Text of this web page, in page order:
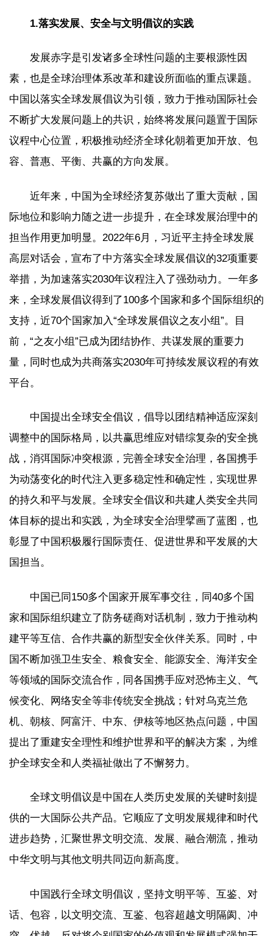
1.落实发展、安全与文明倡议的实践
发展赤字是引发诸多全球性问题的主要根源性因
素，也是全球治理体系改革和建设所面临的重点课题。
中国以落实全球发展倡议为引领，致力于推动国际社会
不断扩大发展问题上的共识，始终将发展问题置于国际
议程中心位置，积极推动经济全球化朝着更加开放、包
容、普惠、平衡、共赢的方向发展。
近年来，中国为全球经济复苏做出了重大贡献，国
际地位和影响力随之进一步提升，在全球发展治理中的
担当作用更加明显。2022年6月，习近平主持全球发展
高层对话会，宣布了中方落实全球发展倡议的32项重要
举措，为加速落实2030年议程注入了强劲动力。一年多
来，全球发展倡议得到了100多个国家和多个国际组织的
支持，近70个国家加入“全球发展倡议之友小组”。目
前，“之友小组”已成为团结协作、共谋发展的重要力
量，同时也成为共商落实2030年可持续发展议程的有效
平台。
中国提出全球安全倡议，倡导以团结精神适应深刻
调整中的国际格局，以共赢思维应对错综复杂的安全挑
战，消弭国际冲突根源，完善全球安全治理，各国携手
为动荡变化的时代注入更多稳定性和确定性，实现世界
的持久和平与发展。全球安全倡议和共建人类安全共同
体目标的提出和实践，为全球安全治理擘画了蓝图，也
彰显了中国积极履行国际责任、促进世界和平发展的大
国担当。
中国已同150多个国家开展军事交往，同40多个国
家和国际组织建立了防务磋商对话机制，致力于推动构
建平等互信、合作共赢的新型安全伙伴关系。同时，中
国不断加强卫生安全、粮食安全、能源安全、海洋安全
等领域的国际交流合作，同各国携手应对恐怖主义、气
候变化、网络安全等非传统安全挑战；针对乌克兰危
机、朝核、阿富汗、中东、伊核等地区热点问题，中国
提出了重建安全理性和维护世界和平的解决方案，为维
护全球安全和人类福祉做出了不懈努力。
全球文明倡议是中国在人类历史发展的关键时刻提
供的一大国际公共产品。它顺应了文明发展规律和时代
进步趋势，汇聚世界文明交流、发展、融合潮流，推动
中华文明与其他文明共同迈向新高度。
中国践行全球文明倡议，坚持文明平等、互鉴、对
话、包容，以文明交流、互鉴、包容超越文明隔阂、冲